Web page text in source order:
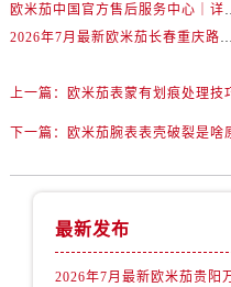
欧米茄中国官方售后服务
2026年7月最新欧米茄长春重庆路万达广场维修保养服务电话
上一篇： 欧米茄表蒙有划痕处理技
下一篇： 欧米茄腕表表壳破裂是啥
最新发布